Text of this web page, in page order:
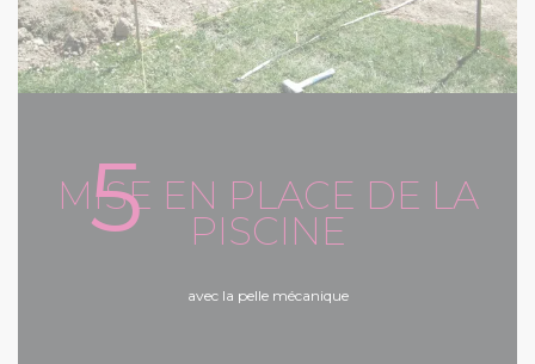
MISE EN PLACE DE LA
PISCINE
avec la pelle mécanique
5